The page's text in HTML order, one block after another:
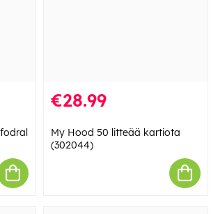
€28.99
My Hood 50 litteää kartiota
(302044)